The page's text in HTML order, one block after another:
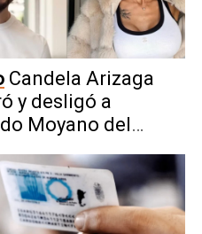
Candela Arizaga
y desligó a
Moyano del